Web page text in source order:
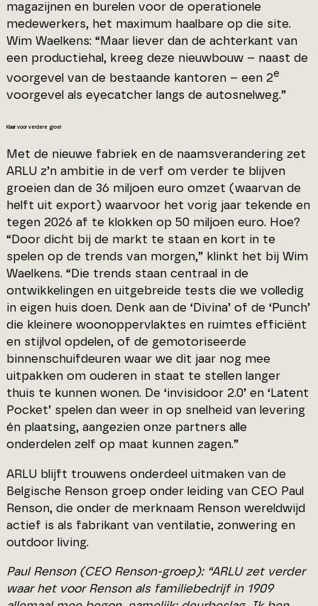
magazijnen en burelen voor de operationele
medewerkers, het maximum haalbare op die site.
Wim Waelkens: “Maar liever dan de achterkant van
een productiehal, kreeg deze nieuwbouw – naast de
voorgevel van de bestaande kantoren – een 2e
voorgevel als eyecatcher langs de autosnelweg.”
Klaar voor verdere groei
Met de nieuwe fabriek en de naamsverandering zet
ARLU z’n ambitie in de verf om verder te blijven
groeien dan de 36 miljoen euro omzet (waarvan de
helft uit export) waarvoor het vorig jaar tekende en
tegen 2026 af te klokken op 50 miljoen euro. Hoe?
“Door dicht bij de markt te staan en kort in te
spelen op de trends van morgen,” klinkt het bij Wim
Waelkens. “Die trends staan centraal in de
ontwikkelingen en uitgebreide tests die we volledig
in eigen huis doen. Denk aan de ‘Divina’ of de ‘Punch’
die kleinere woonoppervlaktes en ruimtes efficiënt
en stijlvol opdelen, of de gemotoriseerde
binnenschuifdeuren waar we dit jaar nog mee
uitpakken om ouderen in staat te stellen langer
thuis te kunnen wonen. De ‘invisidoor 2.0’ en ‘Latent
Pocket’ spelen dan weer in op snelheid van levering
én plaatsing, aangezien onze partners alle
onderdelen zelf op maat kunnen zagen.”
ARLU blijft trouwens onderdeel uitmaken van de
Belgische Renson groep onder leiding van CEO Paul
Renson, die onder de merknaam Renson wereldwijd
actief is als fabrikant van ventilatie, zonwering en
outdoor living.
Paul Renson (CEO Renson-groep): “ARLU zet verder
waar het voor Renson als familiebedrijf in 1909